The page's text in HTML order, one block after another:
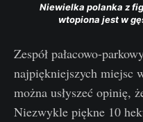
Niewielka polanka z
wtopiona jest w
Zespół pałacowo-
najpiękniejszych miejsc
można usłyszeć opinię,
Niezwykle piękne 10